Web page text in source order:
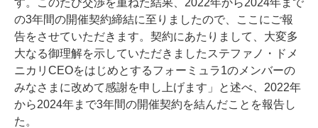
す。このたび交渉を重ねた結果、2022年から2024年まで
の3年間の開催契約締結に至りましたので、ここにご報
告をさせていただきます。契約にあたりまして、大変多
大なる御理解を示していただきましたステファノ・ドメ
ニカリCEOをはじめとするフォーミュラ1のメンバーの
みなさまに改めて感謝を申し上げます」と述べ、2022年
から2024年まで3年間の開催契約を結んだことを報告し
た。